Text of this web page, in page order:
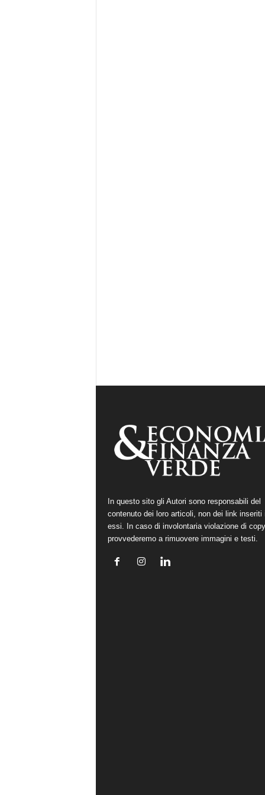
In questo sito gli Autori sono responsabili del
contenuto dei loro articoli, non dei link inseriti
essi. In caso di involontaria violazione di
provvederemo a rimuovere immagini e testi.